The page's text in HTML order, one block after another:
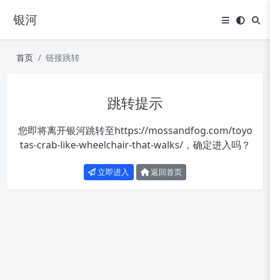
银河
首页 链接跳转
跳转提示
您即将离开银河跳转至https://mossandfog.com/toyo
tas-crab-like-wheelchair-that-walks/，确定进入吗？
立即进入 返回首页